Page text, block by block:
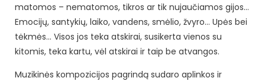
matomos – nematomos, tikros ar tik nujaučiamos gijos…
Emocijų, santykių, laiko, vandens, smėlio, žvyro… Upės bei
tėkmės… Visos jos teka atskirai, susikerta vienos su
kitomis, teka kartu, vėl atskirai ir taip be atvangos.
Muzikinės kompozicijos pagrindą sudaro aplinkos ir